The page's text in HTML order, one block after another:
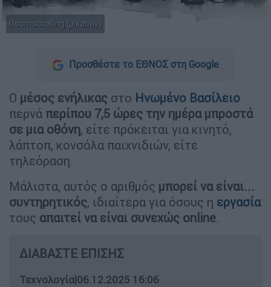
Doomscrolling (pixabay)
Προσθέστε το ΕΘΝΟΣ στη Google
Ο μέσος ενήλικας στο Ηνωμένο Βασίλειο
περνά περίπου 7,5 ώρες την ημέρα μπροστά
σε μια οθόνη, είτε πρόκειται για κινητό,
λάπτοπ, κονσόλα παιχνιδιών, είτε
τηλεόραση.
Μάλιστα, αυτός ο αριθμός μπορεί να είναι...
συντηρητικός, ιδιαίτερα για όσους η εργασία
τους απαιτεί να είναι συνεχώς online.
ΔΙΑΒΑΣΤΕ ΕΠΙΣΗΣ
Τεχνολογία|06.12.2025 16:06